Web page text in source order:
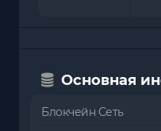
Основная
Блокчейн Сеть